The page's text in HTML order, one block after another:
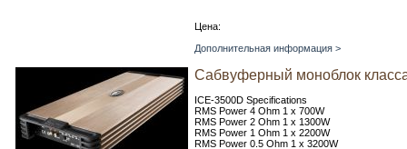
Цена:
Дополнительная информация >
Сабвуферный моноблок
ICE-3500D Specifications
RMS Power 4 Ohm 1 x 700W
RMS Power 2 Ohm 1 x 1300W
RMS Power 1 Ohm 1 x 2200W
RMS Power 0.5 Ohm 1 x 3200W